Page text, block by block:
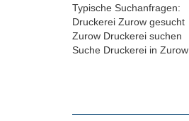
Typische Suchanfragen:
Druckerei Zurow gesucht
Zurow Druckerei suchen
Suche Druckerei in Zurow